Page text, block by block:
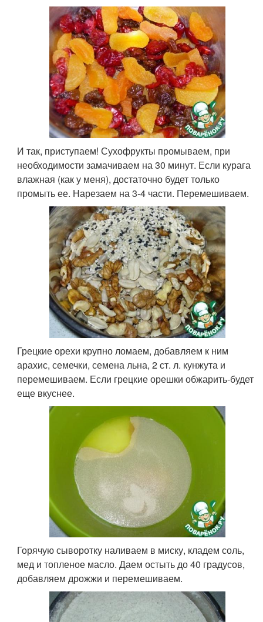
И так, приступаем! Сухофрукты промываем, при
необходимости замачиваем на 30 минут. Если курага
влажная (как у меня), достаточно будет только
промыть ее. Нарезаем на 3-4 части. Перемешиваем.
Грецкие орехи крупно ломаем, добавляем к ним
арахис, семечки, семена льна, 2 ст. л. кунжута и
перемешиваем. Если грецкие орешки обжарить-будет
еще вкуснее.
Горячую сыворотку наливаем в миску, кладем соль,
мед и топленое масло. Даем остыть до 40 градусов,
добавляем дрожжи и перемешиваем.